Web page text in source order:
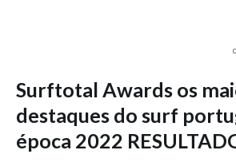
Vila Praia de Âncora HD
Viana do Castelo HD
Viana Pontão HD
Surftotal Awards os
destaques do surf
época 2022